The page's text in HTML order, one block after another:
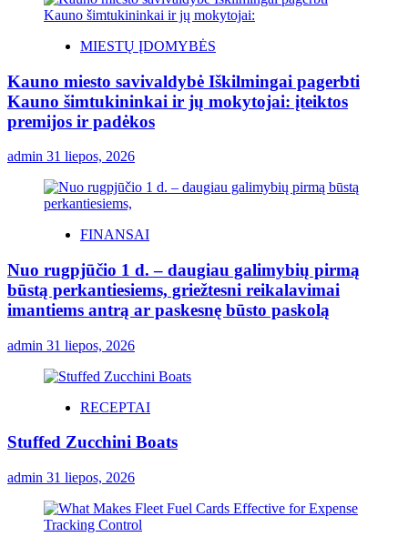
MIESTŲ ĮDOMYBĖS
Kauno miesto savivaldybė Iškilmingai pagerbti
Kauno šimtukininkai ir jų mokytojai: įteiktos
premijos ir padėkos
admin 31 liepos, 2026
FINANSAI
Nuo rugpjūčio 1 d. – daugiau galimybių pirmą
būstą perkantiesiems, griežtesni reikalavimai
imantiems antrą ar paskesnę būsto paskolą
admin 31 liepos, 2026
RECEPTAI
Stuffed Zucchini Boats
admin 31 liepos, 2026